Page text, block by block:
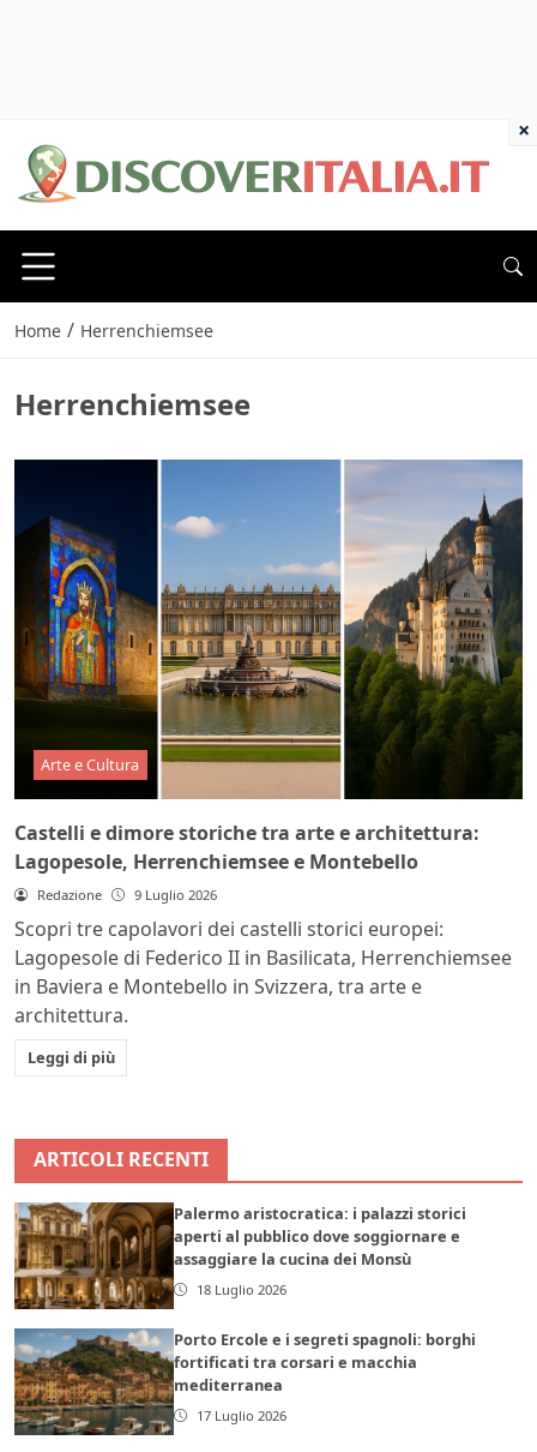
Home / Herrenchiemsee
Herrenchiemsee
Arte e Cultura
Castelli e dimore storiche tra arte e architettura:
Lagopesole, Herrenchiemsee e Montebello
Redazione 9 Luglio 2026
Scopri tre capolavori dei castelli storici europei:
Lagopesole di Federico II in Basilicata, Herrenchiemsee
in Baviera e Montebello in Svizzera, tra arte e
architettura.
Leggi di più
ARTICOLI RECENTI
Palermo aristocratica: i palazzi storici
aperti al pubblico dove soggiornare e
assaggiare la cucina dei Monsù
18 Luglio 2026
Porto Ercole e i segreti spagnoli: borghi
fortificati tra corsari e macchia
mediterranea
17 Luglio 2026
×